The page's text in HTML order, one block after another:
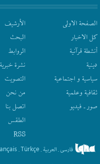
الصفحة الاولى
كل الاخبار
أنشطة قرآنیة
دينية
سیاسیة و اجتماعیة
ثقافیة وعلمیة
صور ـ فيديو
الأرشیف
البحث
الروابط
نشرة‌ خبریة
التصويت
من نحن
اتصل بنا
الطقس
RSS
فارسی. العربیة .
Türkçe
.